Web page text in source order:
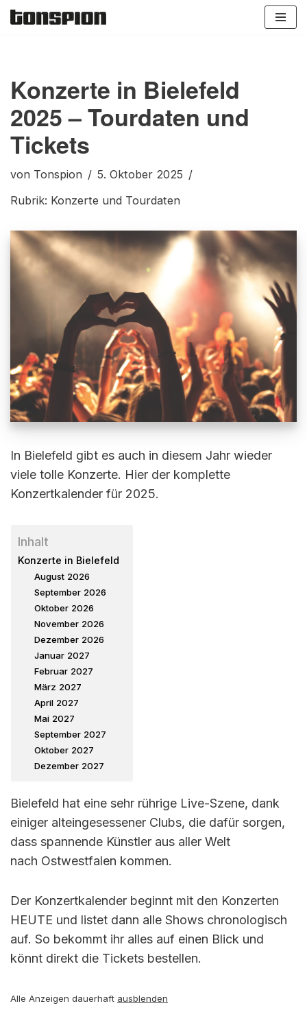
Konzerte in Bielefeld
2025 – Tourdaten und
Tickets
von Tonspion
5. Oktober 2025
Rubrik: Konzerte und Tourdaten
In Bielefeld gibt es auch in diesem Jahr wieder
viele tolle Konzerte. Hier der komplette
Konzertkalender für 2025.
Inhalt
Konzerte in Bielefeld
August 2026
September 2026
Oktober 2026
November 2026
Dezember 2026
Januar 2027
Februar 2027
März 2027
April 2027
Mai 2027
September 2027
Oktober 2027
Dezember 2027
Bielefeld hat eine sehr rührige Live-Szene, dank
einiger alteingesessener Clubs, die dafür sorgen,
dass spannende Künstler aus aller Welt
nach Ostwestfalen kommen.
Der Konzertkalender beginnt mit den Konzerten
HEUTE und listet dann alle Shows chronologisch
auf. So bekommt ihr alles auf einen Blick und
könnt direkt die Tickets bestellen.
Alle Anzeigen dauerhaft ausblenden